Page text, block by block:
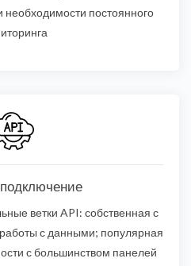
необходимости постоянного
ветки API: собственная с
с данными; популярная
с большинством панелей